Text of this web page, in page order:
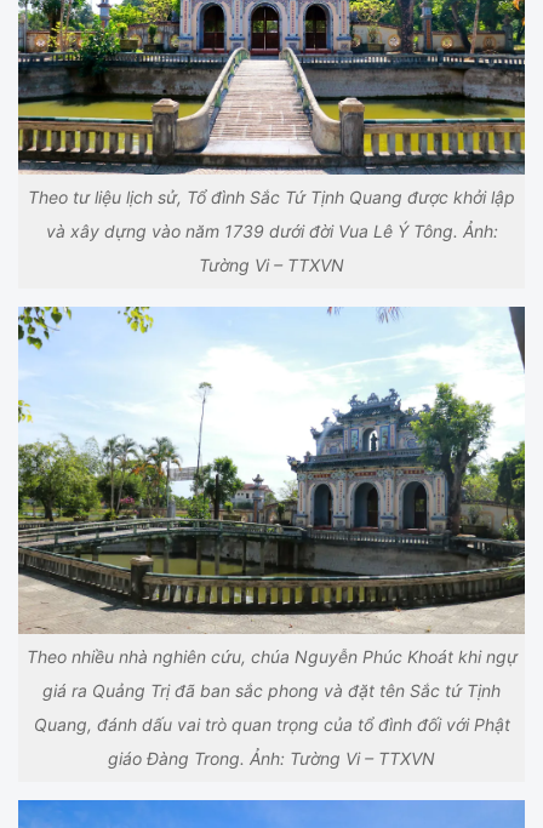
Theo tư liệu lịch sử, Tổ đình Sắc Tứ Tịnh Quang được khởi lập
và xây dựng vào năm 1739 dưới đời Vua Lê Ý Tông. Ảnh:
Tường Vi – TTXVN
Theo nhiều nhà nghiên cứu, chúa Nguyễn Phúc Khoát khi ngự
giá ra Quảng Trị đã ban sắc phong và đặt tên Sắc tứ Tịnh
Quang, đánh dấu vai trò quan trọng của tổ đình đối với Phật
giáo Đàng Trong. Ảnh: Tường Vi – TTXVN